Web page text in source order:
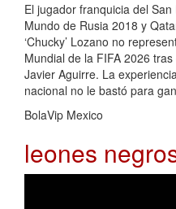
El jugador franquicia del
Mundo de Rusia 2018 y
‘Chucky’ Lozano no
Mundial de la FIFA 2026
Javier Aguirre. La
nacional no le bastó para
BolaVip Mexico
leones